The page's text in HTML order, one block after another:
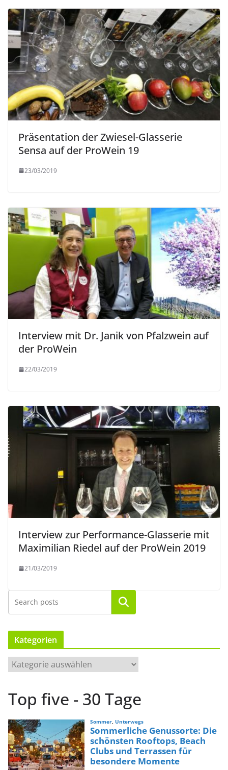
Präsentation der Zwiesel-Glasserie
Sensa auf der ProWein 19
23/03/2019
Interview mit Dr. Janik von Pfalzwein auf
der ProWein
22/03/2019
Interview zur Performance-Glasserie mit
Maximilian Riedel auf der ProWein 2019
21/03/2019
Suchen
Kategorien
a
o
r
i
e
Top five - 30 Tage